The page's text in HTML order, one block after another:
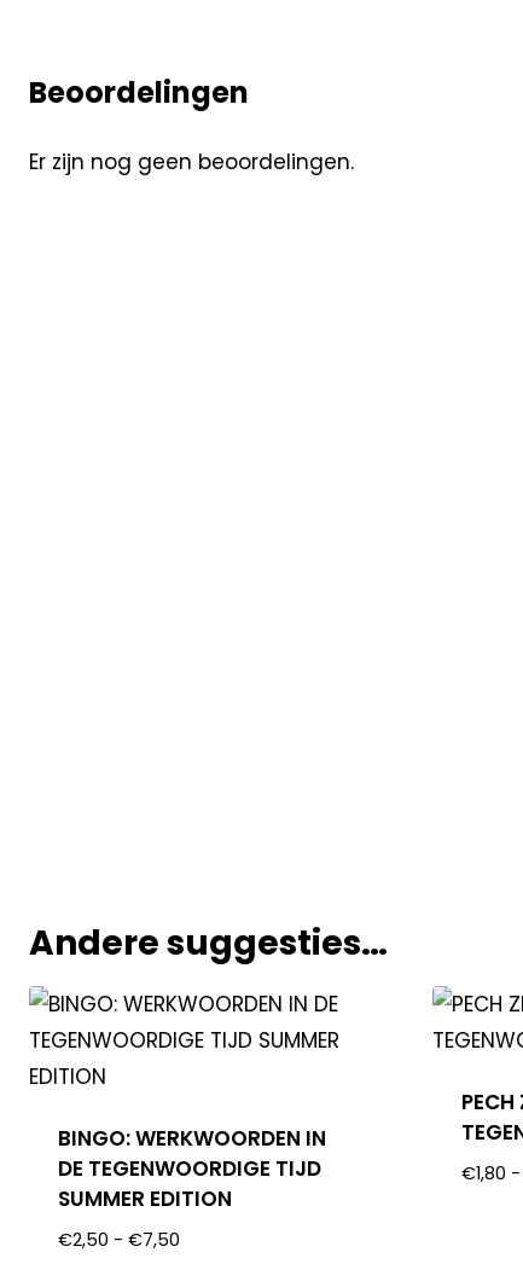
Beoordelingen
Er zijn nog geen beoordelingen.
Andere suggesties…
BINGO: WERKWOORDEN IN
DE TEGENWOORDIGE TIJD
SUMMER EDITION
€2,50 - €7,50
PECH
€1,80 -